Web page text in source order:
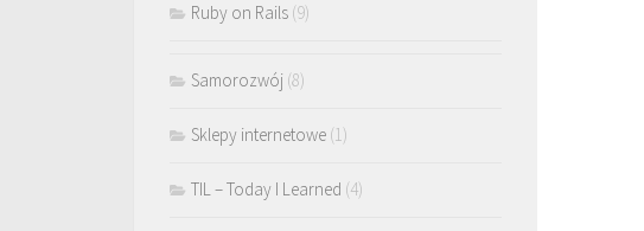
Ruby on Rails(9)
Samorozwój (8)
Sklepy internetowe(1)
TIL – Today I Learned (4)